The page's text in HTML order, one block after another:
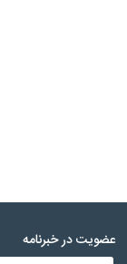
عضویت در خبرنامه